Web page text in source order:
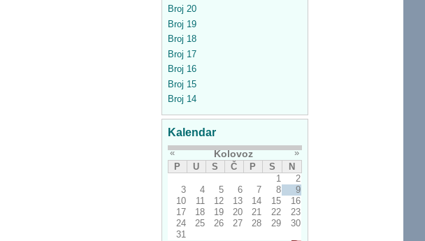
Broj 20
Broj 19
Broj 18
Broj 17
Broj 16
Broj 15
Broj 14
Kalendar
« Kolovoz
»
P
U S Č P S
N
1
2
3
4 5 6 7 8
9
10
11 12 13 14 15
16
17
18 19 20 21 22
23
24
25 26 27 28 29
30
31